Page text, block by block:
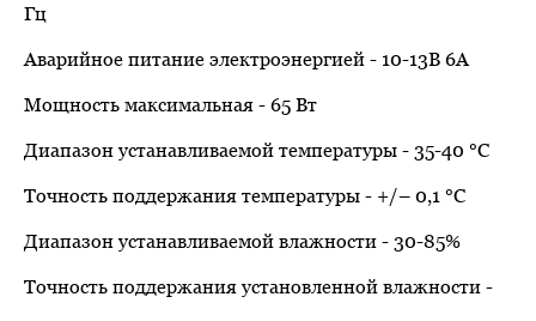
Гц
Аварийное питание электроэнергией - 10-13В 6А
Мощность максимальная - 65 Вт
Диапазон устанавливаемой температуры - 35-40 °С
Точность поддержания температуры - +/– 0,1 °С
Диапазон устанавливаемой влажности - 30-85%
Точность поддержания установленной влажности -